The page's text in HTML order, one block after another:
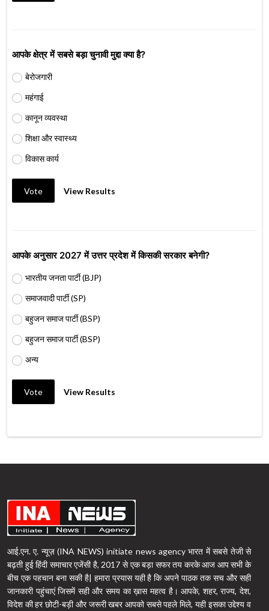
आपके क्षेत्र में सबसे बड़ा चुनावी मुद्दा क्या है?
बेरोजगारी
महंगाई
कानून व्यवस्था
शिक्षा और स्वास्थ्य
विकास कार्य
Vote View Results
आपके अनुसार 2027 में उत्तर प्रदेश में किसकी सरकार बनेगी?
भारतीय जनता पार्टी (BJP)
समाजवादी पार्टी (SP)
बहुजन समाज पार्टी (BSP)
बहुजन समाज पार्टी (BSP)
अन्य
Vote View Results
आई.एन. ए. न्यूज़ (INA NEWS) initiate news agency भारत में सबसे तेजी से
बढ़ती हुई हिंदी समाचार एजेंसी है, 2017 से एक बड़ा सफर तय करके आज आप सभी के
बीच एक पहचान बना सकी है| हमारा प्रयास यही है कि अपने पाठक तक सच और सही
जानकारी पहुंचाएं जिसमें सही और समय का ख़ास महत्व है। आपके, शहर, राज्य, देश,
विदेश की हर छोटी-बड़ी और जरूरी खबर आपको सबसे पहले मिले, यही इसका उद्देश्य व